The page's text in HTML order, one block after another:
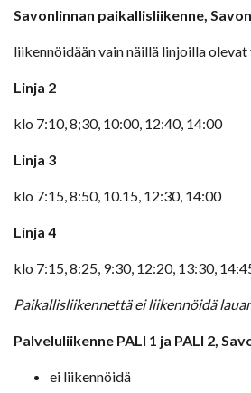
Savonlinnan paikallisliikenne,
liikennöidään vain näillä linjoilla
Linja 2
klo 7:10, 8;30, 10:00, 12:40, 14:00
Linja 3
klo 7:15, 8:50, 10.15, 12:30, 14:00
Linja 4
klo 7:15, 8:25, 9:30, 12:20, 13:30,
Paikallisliikennettä ei liikennöidä
Palveluliikenne PALI 1 ja PALI 2,
ei liikennöidä